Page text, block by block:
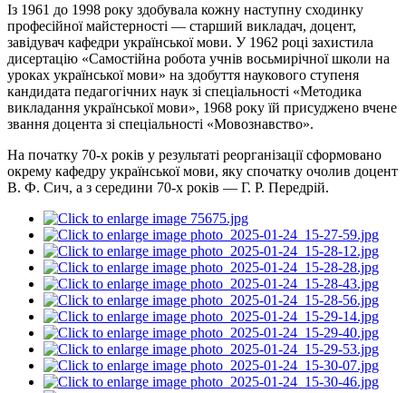
Із 1961 до 1998 року здобувала кожну наступну сходинку
професійної майстерності — старший викладач, доцент,
завідувач кафедри української мови. У 1962 році захистила
дисертацію «Самостійна робота учнів восьмирічної школи на
уроках української мови» на здобуття наукового ступеня
кандидата педагогічних наук зі спеціальності «Методика
викладання української мови», 1968 року їй присуджено вчене
звання доцента зі спеціальності «Мовознавство».
На початку 70-х років у результаті реорганізації сформовано
окрему кафедру української мови, яку спочатку очолив доцент
В. Ф. Сич, а з середини 70-х років — Г. Р. Передрій.